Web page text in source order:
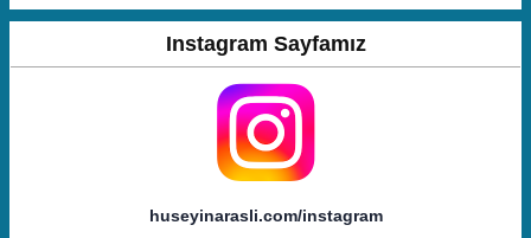
Instagram Sayfamız
huseyinarasli.com/instagram